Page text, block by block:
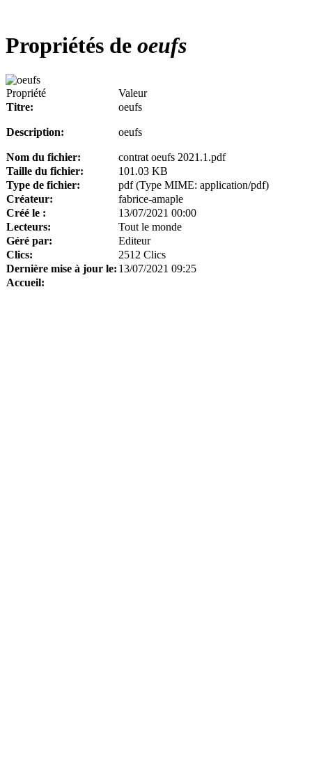
Propriétés de oeufs
Propriété
Valeur
Titre:
oeufs
Description: oeufs
Nom du fichier:
contrat oeufs 2021.1.pdf
Taille du fichier:
101.03 KB
Type de fichier:
pdf (Type MIME: application/pdf)
Créateur:
fabrice-amaple
Créé le :
13/07/2021 00:00
Lecteurs:
Tout le monde
Géré par:
Editeur
Clics:
2512 Clics
Dernière mise à jour le: 13/07/2021 09:25
Accueil: